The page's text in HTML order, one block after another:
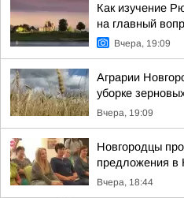
Как изучение
на главный
Вчера, 19:09
Аграрии
уборке
Вчера, 19:09
Новгородцы
предложения в
Вчера, 18:44